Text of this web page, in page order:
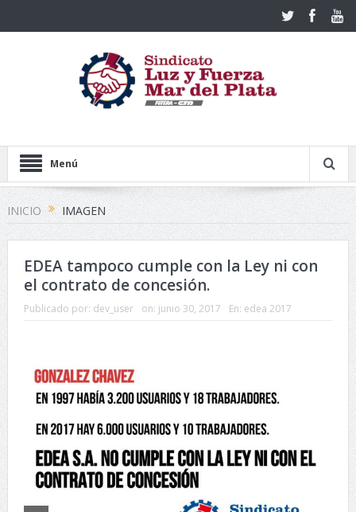
Menú
INICIO IMAGEN
EDEA tampoco cumple con la Ley ni con
el contrato de concesión.
Publicado por: dev_user on: junio 30, 2017 En: edea 2017